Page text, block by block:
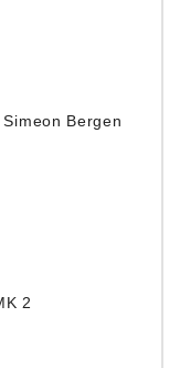
Bergen
2